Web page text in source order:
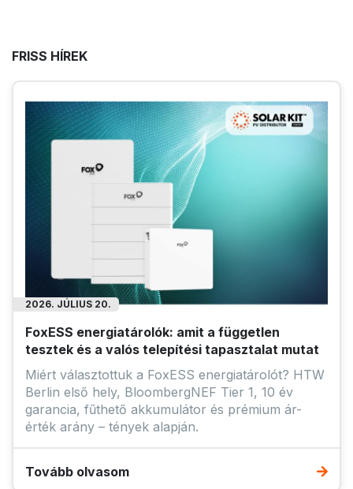
FRISS HÍREK
2026. JÚLIUS 20.
FoxESS energiatárolók: amit a független
tesztek és a valós telepítési tapasztalat mutat
Miért választottuk a FoxESS energiatárolót? HTW
Berlin első hely, BloombergNEF Tier 1, 10 év
garancia, fűthető akkumulátor és prémium ár-
érték arány – tények alapján.
Tovább olvasom